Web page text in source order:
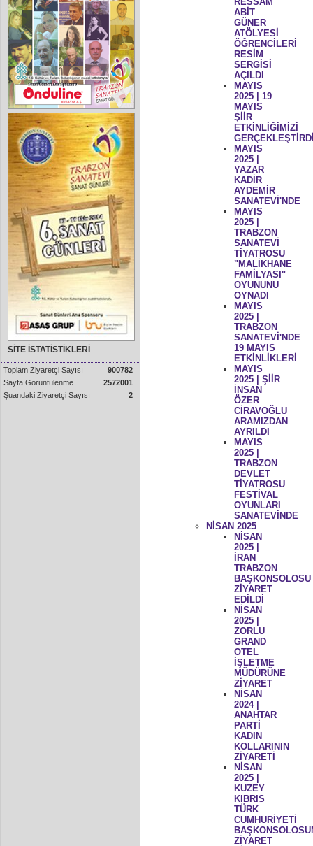
SİTE İSTATİSTİKLERİ
Toplam Ziyaretçi Sayısı
900782
Sayfa Görüntülenme
2572001
Şuandaki Ziyaretçi Sayısı
2
ABİT
GÜNER
ATÖLYESİ
ÖĞRENCİLERİ
RESİM
SERGİSİ
AÇILDI
MAYIS
2025 | 19
MAYIS
ŞİİR
ETKİNLİĞİMİZİ
MAYIS
2025 |
YAZAR
KADİR
AYDEMİR
SANATEVİ'NDE
MAYIS
2025 |
TRABZON
SANATEVİ
TİYATROSU
"MALİKHANE
FAMİLYASI"
OYUNUNU
OYNADI
MAYIS
2025 |
TRABZON
SANATEVİ'NDE
19 MAYIS
ETKİNLİKLERİ
MAYIS
2025 | ŞİİR
İNSAN
ÖZER
CİRAVOĞLU
ARAMIZDAN
AYRILDI
MAYIS
2025 |
TRABZON
DEVLET
TİYATROSU
FESTİVAL
OYUNLARI
SANATEVİNDE
NİSAN 2025
NİSAN
2025 |
İRAN
TRABZON
BAŞKONSOLOSU
ZİYARET
EDİLDİ
NİSAN
2025 |
ZORLU
GRAND
OTEL
İŞLETME
MÜDÜRÜNE
ZİYARET
NİSAN
2024 |
ANAHTAR
PARTİ
KADIN
KOLLARININ
ZİYARETİ
NİSAN
2025 |
KUZEY
KIBRIS
TÜRK
CUMHURİYETİ
ZİYARET